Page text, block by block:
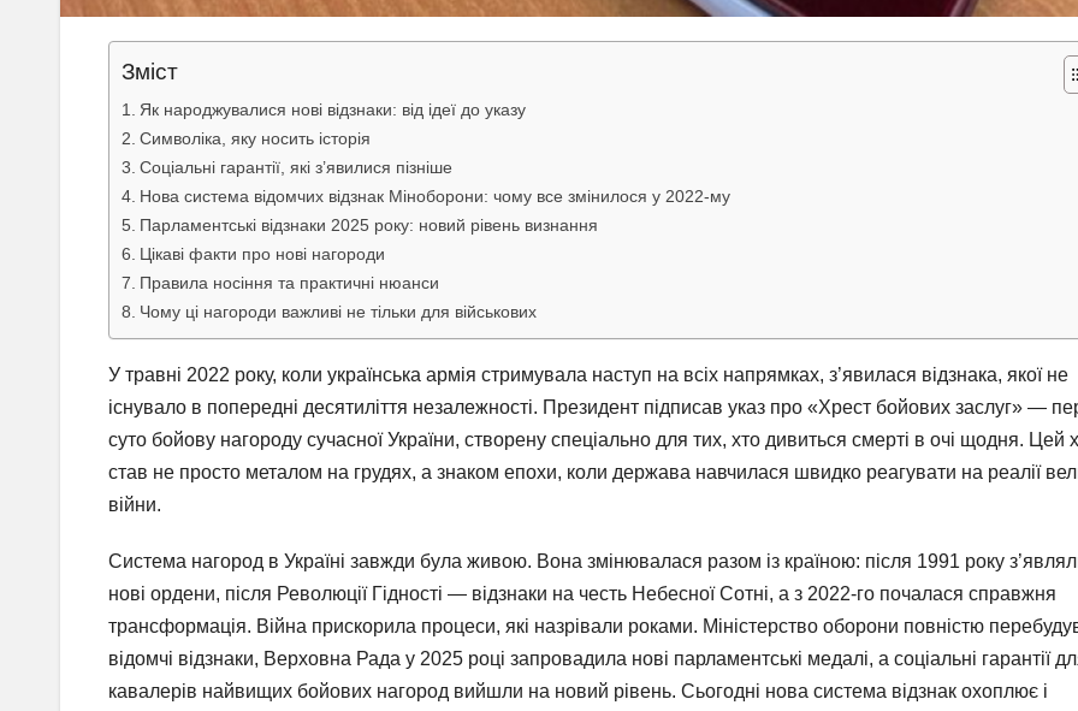
Зміст
Як народжувалися нові відзнаки: від ідеї до указу
Символіка, яку носить історія
Соціальні гарантії, які з’явилися пізніше
Нова система відомчих відзнак Міноборони: чому все змінилося у 2022-му
Парламентські відзнаки 2025 року: новий рівень визнання
Цікаві факти про нові нагороди
Правила носіння та практичні нюанси
Чому ці нагороди важливі не тільки для військових
У травні 2022 року, коли українська армія стримувала наступ на всіх напрямках, з’явилася відзнака, якої не
існувало в попередні десятиліття незалежності. Президент підписав указ про «Хрест бойових заслуг» —
суто бойову нагороду сучасної України, створену спеціально для тих, хто дивиться смерті в очі щодня. Цей
став не просто металом на грудях, а знаком епохи, коли держава навчилася швидко реагувати на реалії
війни.
Система нагород в Україні завжди була живою. Вона змінювалася разом із країною: після 1991 року
нові ордени, після Революції Гідності — відзнаки на честь Небесної Сотні, а з 2022-го почалася справжня
трансформація. Війна прискорила процеси, які назрівали роками. Міністерство оборони повністю
відомчі відзнаки, Верховна Рада у 2025 році запровадила нові парламентські медалі, а соціальні гарантії
кавалерів найвищих бойових нагород вийшли на новий рівень. Сьогодні нова система відзнак охоплює і